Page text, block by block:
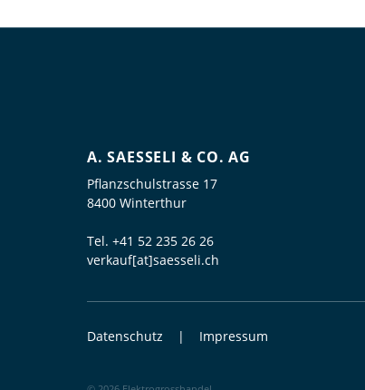
A. SAESSELI & CO. AG
Pflanzschulstrasse 17
8400 Winterthur
Tel. +41 52 235 26 26
verkauf[at]saesseli.ch
Datenschutz Impressum